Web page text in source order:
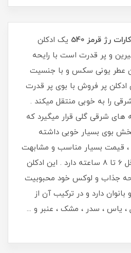
رژ قرمز 540 یک ادکلن
و پر قدرت است با رایحه
عطر یونی سکس و با جنسیت
ادکلن پر فروش با بوی پر قدرت
را به خوبی منتقل میکند .
های شرقی گلی قرار میگیرد که
بوی بسیار خوبی داشته
، قیمت بسیار مناسب و مشابهت
بوی بالا و ماندگاری حداقل 6 تا 8 ساعته دارد . این ادکلن
جذاب و لوکس خود محبوبیت
دارد و در ترکیب آن از
، یاس ، سدر ، مشک ، عنبر و ...